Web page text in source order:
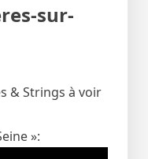
sur-
& Strings à voir
»: